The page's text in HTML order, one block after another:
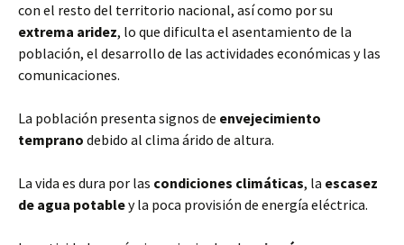
con el resto del territorio nacional, así como por su
extrema aridez, lo que dificulta el asentamiento de la
población, el desarrollo de las actividades económicas y las
comunicaciones.
La población presenta signos de envejecimiento
temprano debido al clima árido de altura.
La vida es dura por las condiciones climáticas, la escasez
de agua potabley la poca provisión de energía eléctrica.